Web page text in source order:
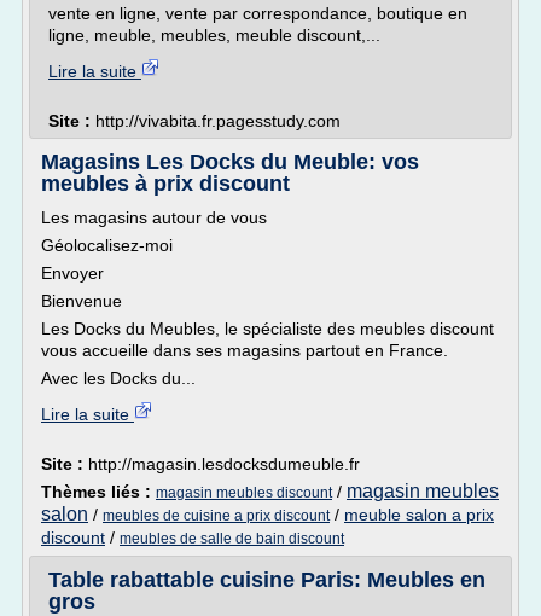
vente en ligne, vente par correspondance, boutique en
ligne, meuble, meubles, meuble discount,...
Lire la suite
Site : http://vivabita.fr.pagesstudy.com
Magasins Les Docks du Meuble: vos
meubles à prix discount
Les magasins autour de vous
Géolocalisez-moi
Envoyer
Bienvenue
Les Docks du Meubles, le spécialiste des meubles discount
vous accueille dans ses magasins partout en France.
Avec les Docks du...
Lire la suite
Site : http://magasin.lesdocksdumeuble.fr
Thèmes liés : magasin meubles discount/ magasin meubles
salon / meubles de cuisine a prix discount/ meuble salon a prix
discount / meubles de salle de bain discount
Table rabattable cuisine Paris: Meubles en
gros